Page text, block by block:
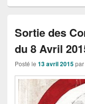
Sortie des
du 8 Avril
Posté le 13 avril 2015par